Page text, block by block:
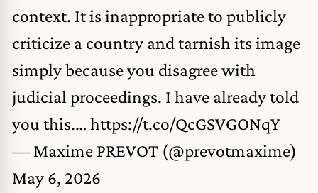
context. It is inappropriate to publicly
criticize a country and tarnish its image
simply because you disagree with
judicial proceedings. I have already told
you this.… https://t.co/QcGSVGONqY
— Maxime PREVOT (@prevotmaxime)
May 6, 2026